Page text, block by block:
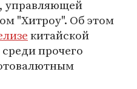
управляющей
"Хитроу". Об этом
китайской
прочего